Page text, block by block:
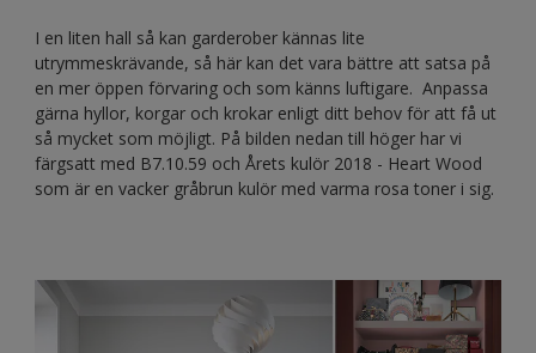
I en liten hall så kan garderober kännas lite
utrymmeskrävande, så här kan det vara bättre att satsa på
en mer öppen förvaring och som känns luftigare. Anpassa
gärna hyllor, korgar och krokar enligt ditt behov för att få ut
så mycket som möjligt. På bilden nedan till höger har vi
färgsatt med B7.10.59 och Årets kulör 2018 - Heart Wood
som är en vacker gråbrun kulör med varma rosa toner i sig.